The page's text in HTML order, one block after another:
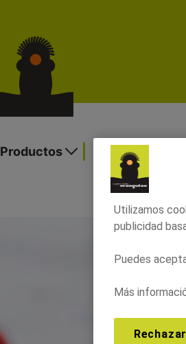
Productos Ofertas y
Utilizamos
publicidad
Puedes
Más
Rechazar